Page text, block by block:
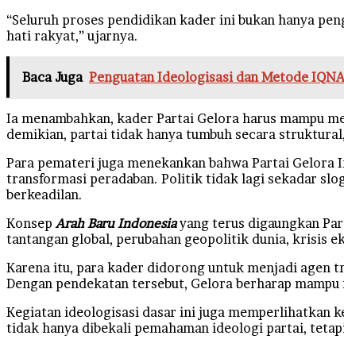
“Seluruh proses pendidikan kader ini bukan hanya
hati rakyat,” ujarnya.
Baca Juga Penguatan Ideologisasi dan Metode
Ia menambahkan, kader Partai Gelora harus mampu
demikian, partai tidak hanya tumbuh secara
Para pemateri juga menekankan bahwa Partai
transformasi peradaban. Politik tidak lagi sekadar
berkeadilan.
Konsep Arah Baru Indonesiayang terus digaungkan
tantangan global, perubahan geopolitik dunia, krisis
Karena itu, para kader didorong untuk menjadi agen
Dengan pendekatan tersebut, Gelora berharap
Kegiatan ideologisasi dasar ini juga memperlihatkan
tidak hanya dibekali pemahaman ideologi partai,